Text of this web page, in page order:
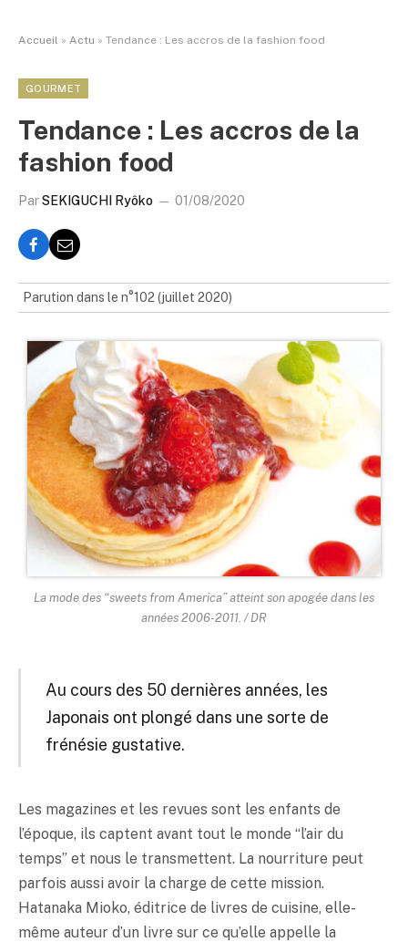
Accueil » Actu » Tendance : Les accros de la fashion food
GOURMET
Tendance : Les accros de la
fashion food
ParSEKIGUCHI Ryôko 01/08/2020
Parution dans le n°102 (juillet 2020)
La mode des “sweets from America” atteint son apogée dans les
années 2006-2011. / DR
Au cours des 50 dernières années, les
Japonais ont plongé dans une sorte de
frénésie gustative.
Les magazines et les revues sont les enfants de
l’époque, ils captent avant tout le monde “l’air du
temps” et nous le transmettent. La nourriture peut
parfois aussi avoir la charge de cette mission.
Hatanaka Mioko, éditrice de livres de cuisine, elle-
même auteur d’un livre sur ce qu’elle appelle la